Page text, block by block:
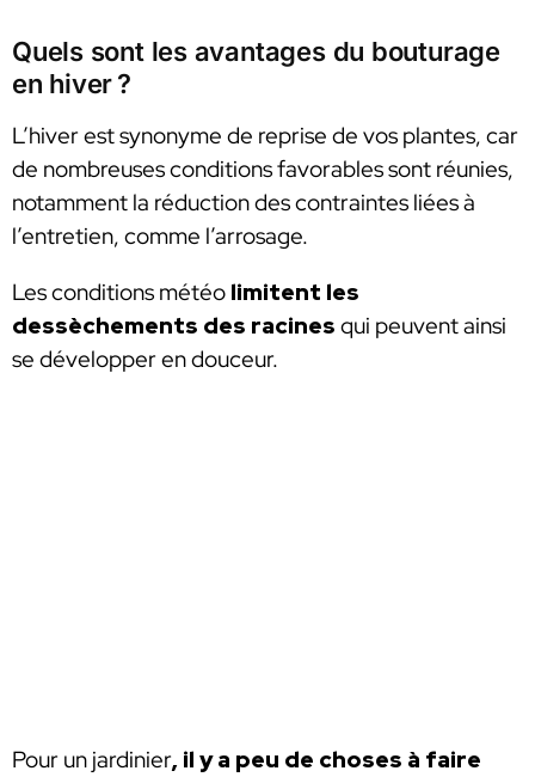
Quels sont les avantages du bouturage
en hiver ?
L’hiver est synonyme de reprise de vos plantes, car
de nombreuses conditions favorables sont réunies,
notamment la réduction des contraintes liées à
l’entretien, comme l’arrosage.
Les conditions météo limitent les
dessèchements des racines qui peuvent ainsi
se développer en douceur.
Pour un jardinier, il y a peu de choses à faire